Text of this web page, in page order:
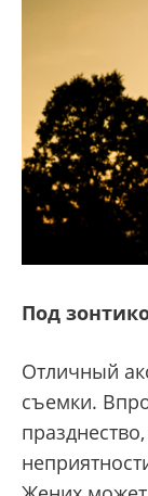
Под
Отличный
съемки.